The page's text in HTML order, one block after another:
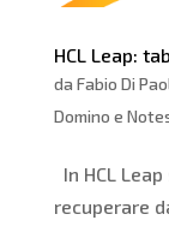
HCL Leap:
da Fabio Di
Domino e
In HCL
recuperare